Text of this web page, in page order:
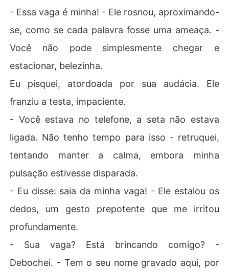
- Essa vaga é minha! - Ele rosnou, aproximando-
se, como se cada palavra fosse uma ameaça. -
Você não pode simplesmente chegar e
estacionar, belezinha.
Eu pisquei, atordoada por sua audácia. Ele
franziu a testa, impaciente.
- Você estava no telefone, a seta não estava
ligada. Não tenho tempo para isso - retruquei,
tentando manter a calma, embora minha
pulsação estivesse disparada.
- Eu disse: saia da minha vaga! - Ele estalou os
dedos, um gesto prepotente que me irritou
profundamente.
- Sua vaga? Está brincando comigo? -
Debochei. - Tem o seu nome gravado aqui, por